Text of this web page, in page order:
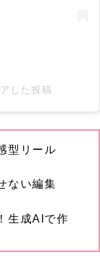
した投稿
型リール
ない編集
生成AIで作